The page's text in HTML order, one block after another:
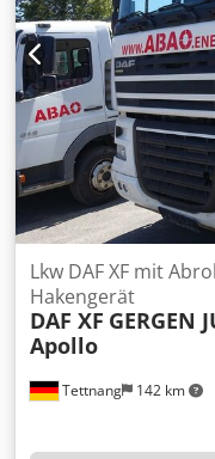
Tettnang 142 km
Lkw DAF XF mit
Hakengerät
DAF XF GERGEN
Apollo